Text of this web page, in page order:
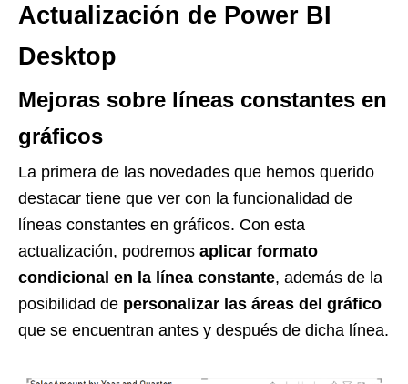
Actualización de Power BI
Desktop
Mejoras sobre líneas constantes en
gráficos
La primera de las novedades que hemos querido
destacar tiene que ver con la funcionalidad de
líneas constantes en gráficos. Con esta
actualización, podremos aplicar formato
condicional en la línea constante, además de la
posibilidad de personalizar las áreas del gráfico
que se encuentran antes y después de dicha línea.